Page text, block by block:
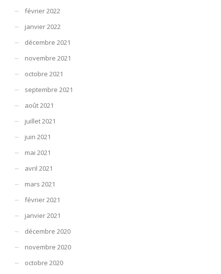
février 2022
janvier 2022
décembre 2021
novembre 2021
octobre 2021
septembre 2021
août 2021
juillet 2021
juin 2021
mai 2021
avril 2021
mars 2021
février 2021
janvier 2021
décembre 2020
novembre 2020
octobre 2020